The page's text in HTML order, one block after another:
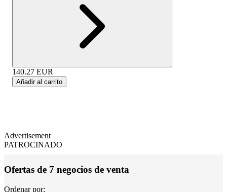
140.27 EUR
Añadir al carrito
Advertisement
PATROCINADO
Ofertas de 7 negocios de venta
Ordenar por: